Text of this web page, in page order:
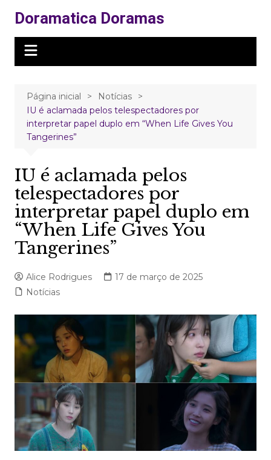
para
conteúdo
Doramatica Doramas
Página inicial
Notícias
IU é aclamada pelos telespectadores por
interpretar papel duplo em “When Life Gives You
Tangerines”
IU é aclamada pelos
telespectadores por
interpretar papel duplo em
“When Life Gives You
Tangerines”
Alice Rodrigues
17 de março de 2025
Notícias